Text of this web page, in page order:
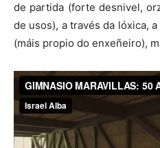
de partida (forte desnivel,
de usos), a través da lóxica,
(máis propio do enxeñeiro),